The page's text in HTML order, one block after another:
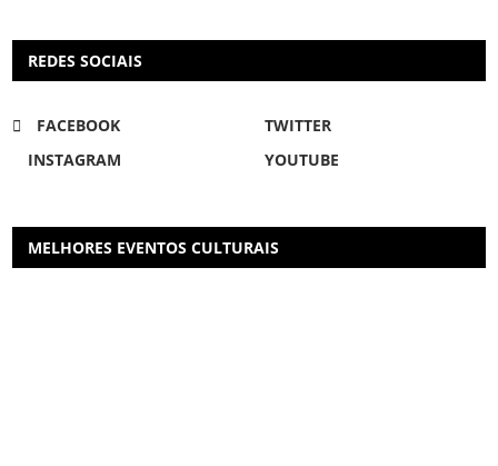
REDES SOCIAIS
FACEBOOK
TWITTER
INSTAGRAM
YOUTUBE
MELHORES EVENTOS CULTURAIS